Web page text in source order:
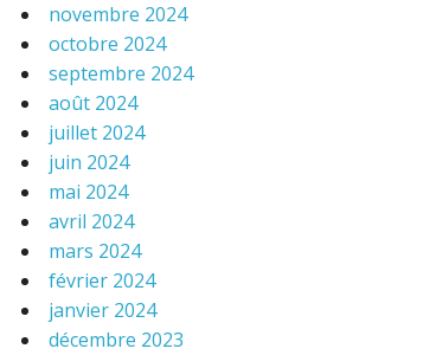
novembre 2024
octobre 2024
septembre 2024
août 2024
juillet 2024
juin 2024
mai 2024
avril 2024
mars 2024
février 2024
janvier 2024
décembre 2023